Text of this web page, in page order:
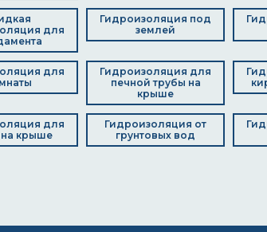
для
Гидроизоляция под
землей
для
Гидроизоляция для
печной трубы на
крыше
для
крыше
Гидроизоляция от
грунтовых вод